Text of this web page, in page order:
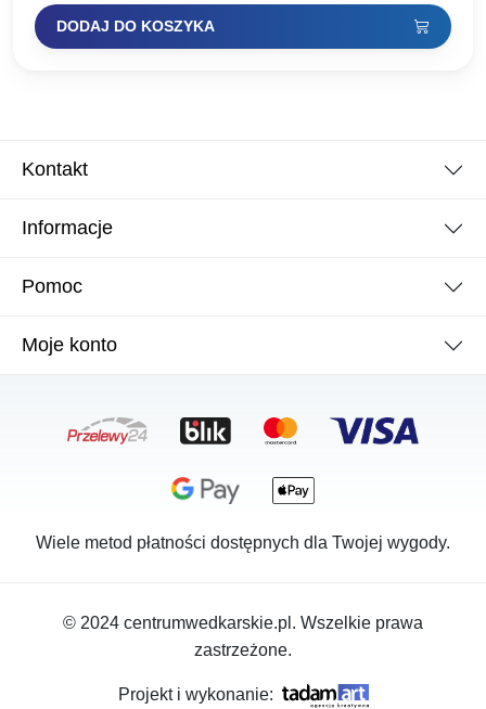
DODAJ DO KOSZYKA
Kontakt
Informacje
Pomoc
Moje konto
Wiele metod płatności dostępnych dla Twojej wygody.
© 2024 centrumwedkarskie.pl. Wszelkie prawa
zastrzeżone.
Projekt i wykonanie: